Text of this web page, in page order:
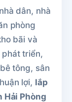
dân, nhà
phòng
bãi và
triển,
tông, sân
lợi, lắp
Hải Phòng